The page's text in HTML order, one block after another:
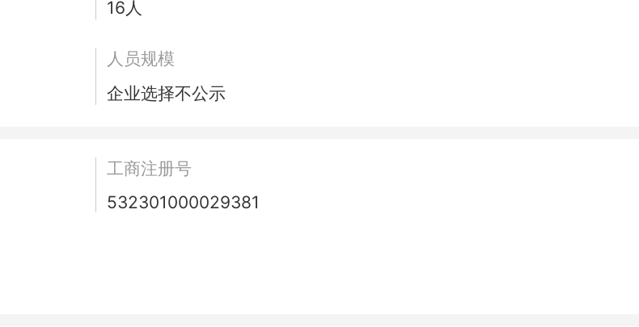
16人
人员规模
企业选择不公示
工商注册号
532301000029381